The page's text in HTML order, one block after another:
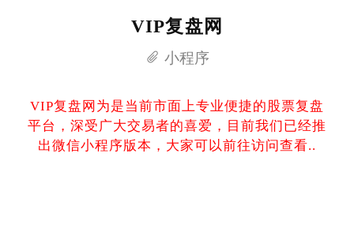
VIP复盘网
小程序
VIP复盘网为是当前市面上专业便捷的股票复盘
平台，深受广大交易者的喜爱，目前我们已经推
出微信小程序版本，大家可以前往访问查看..